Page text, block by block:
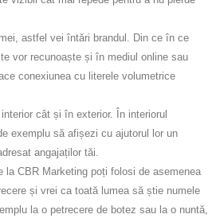
astfel vei întări brandul. Din ce în ce
vor recunoaște și în mediul online sau
conexiunea cu literele volumetrice
cât și în exterior. În interiorul
exemplu să afișezi cu ajutorul lor un
angajaților tăi.
la CBR Marketing poți folosi de asemenea
și vrei ca toată lumea să știe numele
la o petrecere de botez sau la o nuntă,